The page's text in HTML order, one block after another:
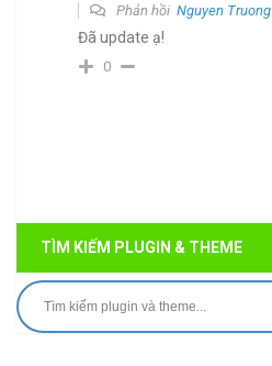
Phản hồi Nguyen Truong
Đã update ạ!
0
TÌM KIẾM PLUGIN & THEME